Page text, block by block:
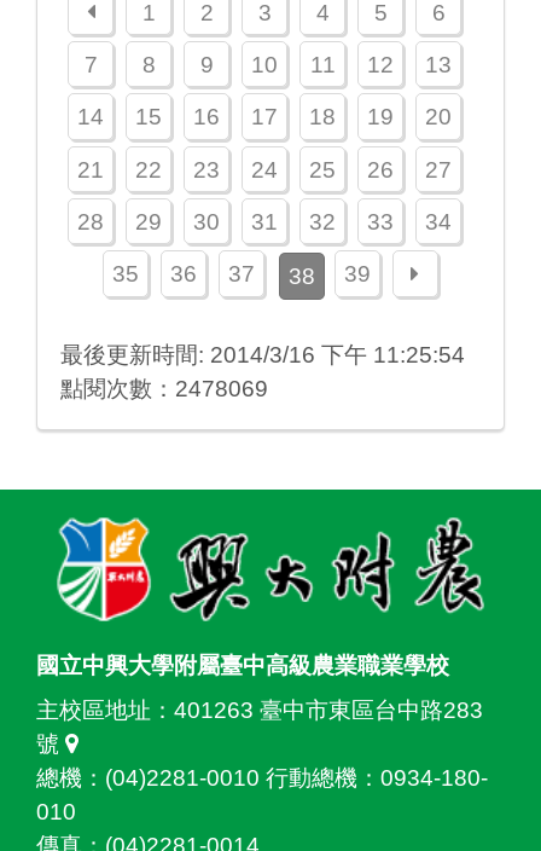
上一頁1 2 3 4 5 6
7 8 9 10 11 12 13
14 15 16 17 18 19 20
21 22 23 24 25 26 27
28 29 30 31 32 33 34
35 36 37 38 39 下一頁
最後更新時間: 2014/3/16 下午 11:25:54
點閱次數：2478069
國立中興大學附屬臺中高級農業職業學校
主校區地址： 401263 臺中市東區台中路283
號
總機：(04)2281-0010 行動總機：0934-180-
010